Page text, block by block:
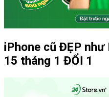
iPhone cũ ĐẸP như
15 tháng 1 ĐỔI 1